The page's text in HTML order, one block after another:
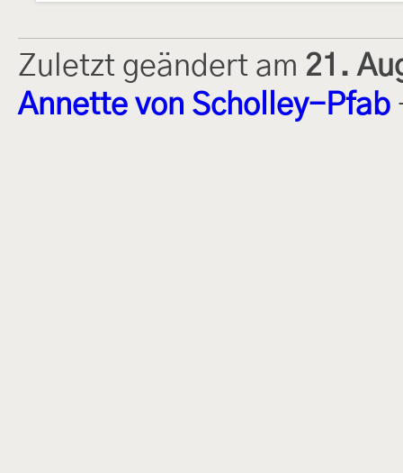
Zuletzt geändert am 21.
Annette von Scholley-Pfab